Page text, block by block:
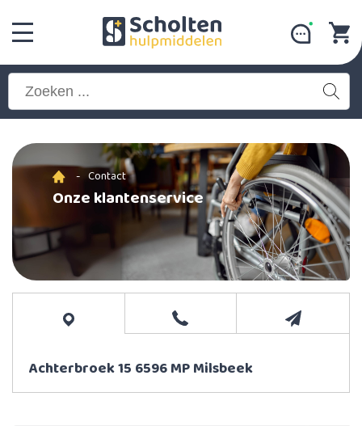
- Contact
Onze klantenservice
Achterbroek 15 6596 MP Milsbeek